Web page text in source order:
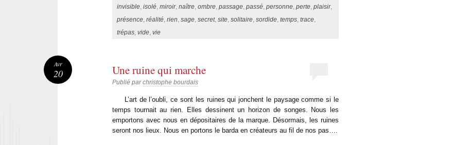
invisible isolé miroir, naître ombre passage passé personne perte plaisir,
présence réalité rien sage secret, site solitaire sordide temps trace
trépas vide vie
Une ruine qui marche
Publié parchristophe bourdais
L’art de l’oubli, ce sont les ruines qui jonchent le paysage comme si le
temps tournait au rien. Elles dessinent un horizon de songes. Nous les
emportons avec nous en dépositaires de la marque. Désormais, les ruines
seront nos lieux. Nous en portons le barda en créateurs au fil de nos pas….
Avr
20